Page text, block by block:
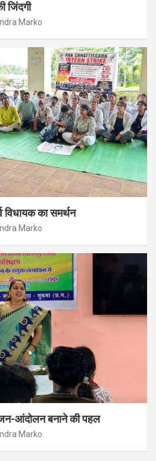
जिंदगी
Marko
विधायक का समर्थन
Marko
आंदोलन बनाने की पहल
Marko